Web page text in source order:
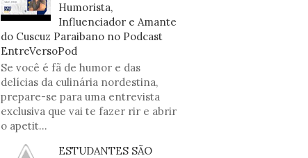
Humorista,
Influenciador e Amante
do Cuscuz Paraibano no Podcast
EntreVersoPod
Se você é fã de humor e das
delícias da culinária nordestina,
prepare-se para uma entrevista
exclusiva que vai te fazer rir e abrir
o apetit...
ESTUDANTES SÃO